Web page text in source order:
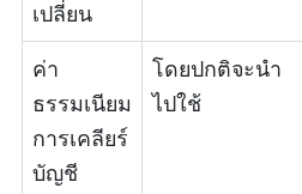
เปลี่ยน
ค่า
ธรรมเนียม
การเคลียร์
บัญชี
โดยปกติจะนำ
ไปใช้